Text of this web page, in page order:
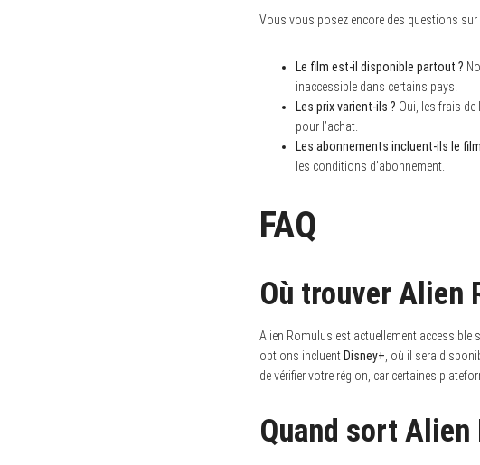
Vous vous posez encore des questions
Le film est-il disponible partout ?
inaccessible dans certains pays.
Les prix varient-ils ? Oui, les frais
pour l’achat.
Les abonnements incluent-ils le
les conditions d’abonnement.
FAQ
Où trouver Alien
Alien Romulus est actuellement accessible
options incluent Disney+, où il sera
de vérifier votre région, car certaines
Quand sort Alien